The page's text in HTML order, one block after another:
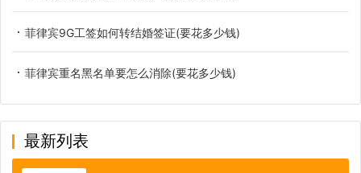
菲律宾9G工签如何转结婚签证(要花多少钱)
菲律宾重名黑名单要怎么消除(要花多少钱)
最新列表